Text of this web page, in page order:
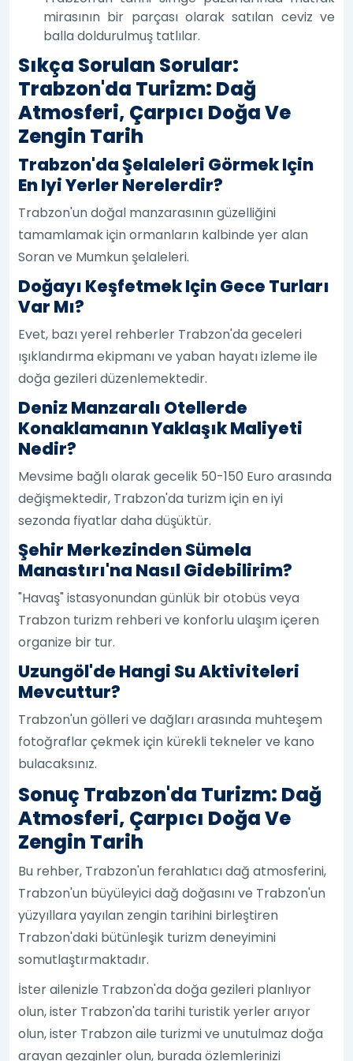
mirasının bir parçası olarak satılan ceviz ve
balla doldurulmuş tatlılar.
Sıkça Sorulan Sorular:
Trabzon'da Turizm: Dağ
Atmosferi, Çarpıcı Doğa Ve
Zengin Tarih
Trabzon'da Şelaleleri Görmek Için
En Iyi Yerler Nerelerdir?
Trabzon'un doğal manzarasının güzelliğini
tamamlamak için ormanların kalbinde yer alan
Soran ve Mumkun şelaleleri.
Doğayı Keşfetmek Için Gece Turları
Var Mı?
Evet, bazı yerel rehberler Trabzon'da geceleri
ışıklandırma ekipmanı ve yaban hayatı izleme ile
doğa gezileri düzenlemektedir.
Deniz Manzaralı Otellerde
Konaklamanın Yaklaşık Maliyeti
Nedir?
Mevsime bağlı olarak gecelik 50-150 Euro arasında
değişmektedir, Trabzon'da turizm için en iyi
sezonda fiyatlar daha düşüktür.
Şehir Merkezinden Sümela
Manastırı'na Nasıl Gidebilirim?
"Havaş" istasyonundan günlük bir otobüs veya
Trabzon turizm rehberi ve konforlu ulaşım içeren
organize bir tur.
Uzungöl'de Hangi Su Aktiviteleri
Mevcuttur?
Trabzon'un gölleri ve dağları arasında muhteşem
fotoğraflar çekmek için kürekli tekneler ve kano
bulacaksınız.
Sonuç Trabzon'da Turizm: Dağ
Atmosferi, Çarpıcı Doğa Ve
Zengin Tarih
Bu rehber, Trabzon'un ferahlatıcı dağ atmosferini,
Trabzon'un büyüleyici dağ doğasını ve Trabzon'un
yüzyıllara yayılan zengin tarihini birleştiren
Trabzon'daki bütünleşik turizm deneyimini
somutlaştırmaktadır.
İster ailenizle Trabzon'da doğa gezileri planlıyor
olun, ister Trabzon'da tarihi turistik yerler arıyor
olun, ister Trabzon aile turizmi ve unutulmaz doğa
arayan gezginler olun, burada özlemlerinizi